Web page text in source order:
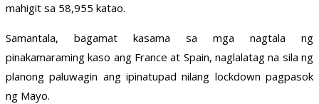
mahigit sa 58,955 katao.
Samantala, bagamat kasama sa mga nagtala ng
pinakamaraming kaso ang France at Spain, naglalatag na sila ng
planong paluwagin ang ipinatupad nilang lockdown pagpasok
ng Mayo.